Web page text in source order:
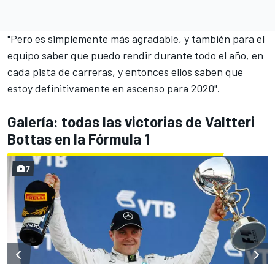
"Pero es simplemente más agradable, y también para el
equipo saber que puedo rendir durante todo el año, en
cada pista de carreras, y entonces ellos saben que
estoy definitivamente en ascenso para 2020".
Galería: todas las victorias de Valtteri
Bottas en la Fórmula 1
7